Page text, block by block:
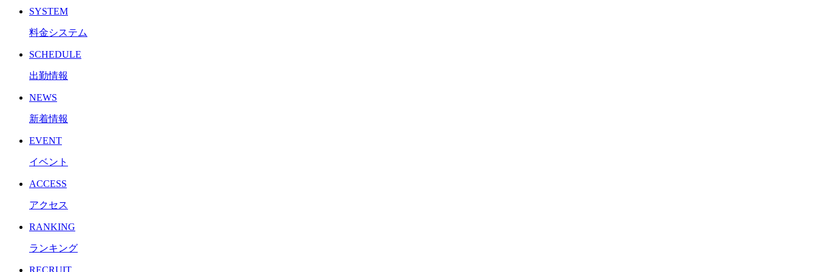
SYSTEM
料金システム
SCHEDULE
出勤情報
NEWS
新着情報
EVENT
イベント
ACCESS
アクセス
RANKING
ランキング
RECRUIT